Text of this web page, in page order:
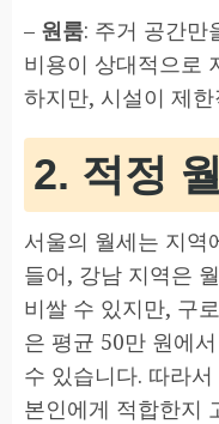
– 원룸: 주거 공간만
비용이 상대적으로
하지만, 시설이 제
2. 적정
서울의 월세는 지역
들어, 강남 지역은
비쌀 수 있지만, 구
은 평균 50만 원에
수 있습니다. 따라
본인에게 적합한지